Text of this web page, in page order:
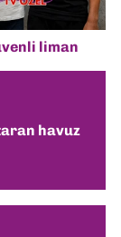
liman
havuz